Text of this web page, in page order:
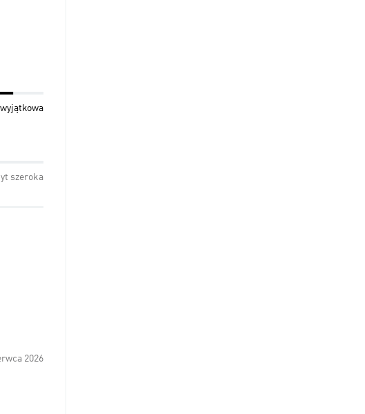
wyjątkowa
szeroka
2026